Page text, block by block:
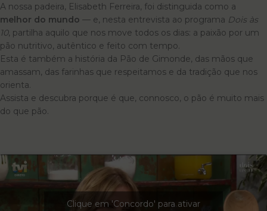
A nossa padeira, Elisabeth Ferreira, foi distinguida como a
melhor do mundo — e, nesta entrevista ao programa Dois às
10, partilha aquilo que nos move todos os dias: a paixão por um
pão nutritivo, autêntico e feito com tempo.
Esta é também a história da Pão de Gimonde, das mãos que
amassam, das farinhas que respeitamos e da tradição que nos
orienta.
Assista e descubra porque é que, connosco, o pão é muito mais
do que pão.
Clique em 'Concordo' para ativar